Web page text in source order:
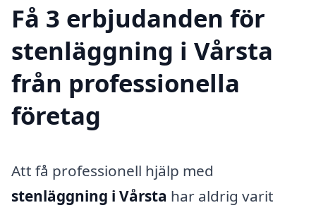
Få 3 erbjudanden för
stenläggning i Vårsta
från professionella
företag
Att få professionell hjälp med
stenläggning i Vårsta har aldrig varit